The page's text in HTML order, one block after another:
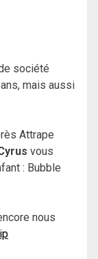
société
mais aussi
Attrape
vous
: Bubble
nous